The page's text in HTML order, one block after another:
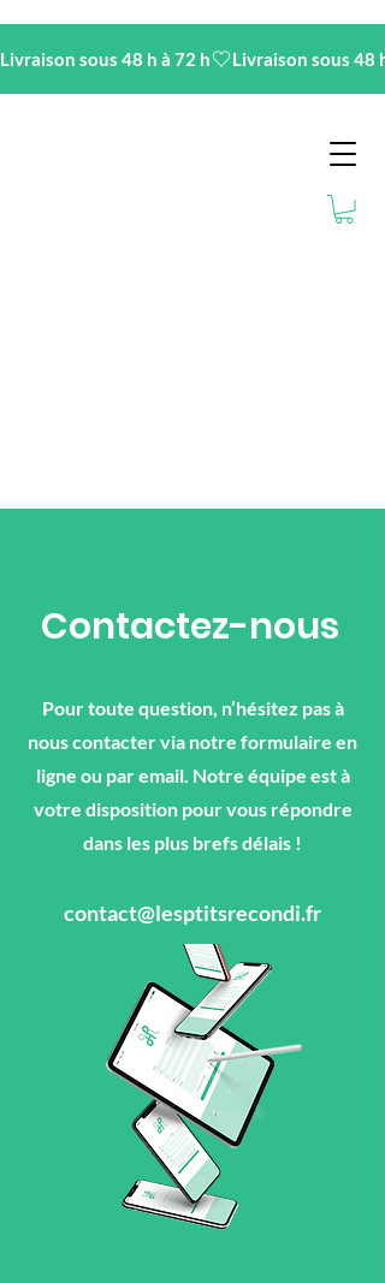
Livraison sous 48 h à 72 h
Contactez-nous
Pour toute question, n’hésitez pas à
nous contacter via notre formulaire en
ligne ou par email. Notre équipe est à
votre disposition pour vous répondre
dans les plus brefs délais !
contact@lesptitsrecondi.fr